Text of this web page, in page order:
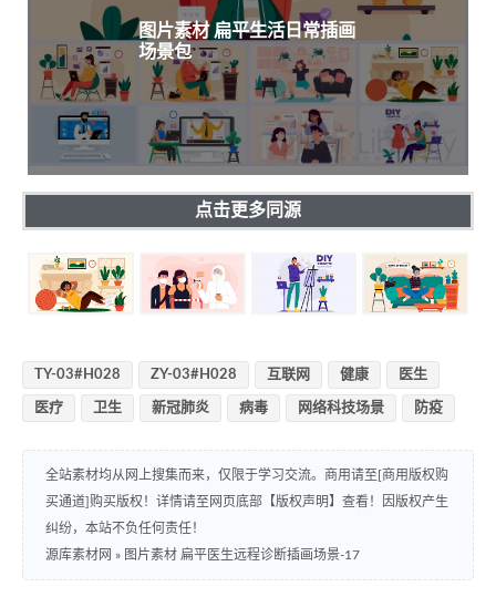
图片素材 扁平生活日常插画
场景包
点击更多同源
TY-03#H028 ZY-03#H028 互联网 健康 医生
医疗 卫生 新冠肺炎 病毒 网络科技场景 防疫
全站素材均从网上搜集而来，仅限于学习交流。商用请至[商用版权购
买通道]购买版权！详情请至网页底部【版权声明】查看！因版权产生
纠纷，本站不负任何责任！
源库素材网 » 图片素材 扁平医生远程诊断插画场景-17